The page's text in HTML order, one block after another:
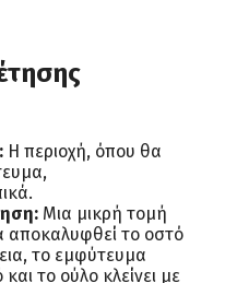
Η περιοχή, όπου θα
Μια μικρή τομή
αποκαλυφθεί το οστό
το εμφύτευμα
το ούλο κλείνει με